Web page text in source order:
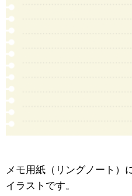
メモ用紙（リングノート）
イラストです。